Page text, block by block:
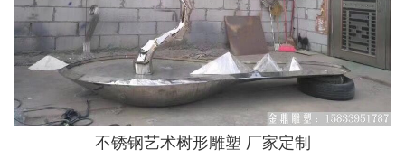
不锈钢艺术树形雕塑 厂家定制